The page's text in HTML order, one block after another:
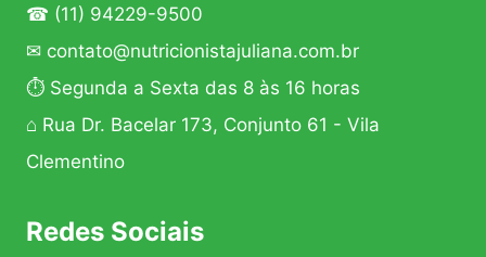
☎ (11) 94229-9500
✉ contato@nutricionistajuliana.com.br
⏱ Segunda a Sexta das 8 às 16 horas
⌂ Rua Dr. Bacelar 173, Conjunto 61 - Vila
Clementino
Redes Sociais